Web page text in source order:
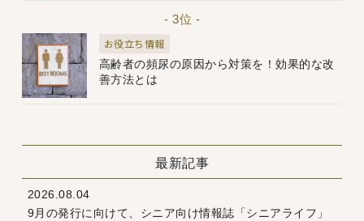
- 3位 -
お役立ち情報
高齢者の頻尿の原因から対策を！効果的な改
善方法とは
最新記事
2026.08.04
9月の発行に向けて、シニア向け情報誌「シニアライフ」